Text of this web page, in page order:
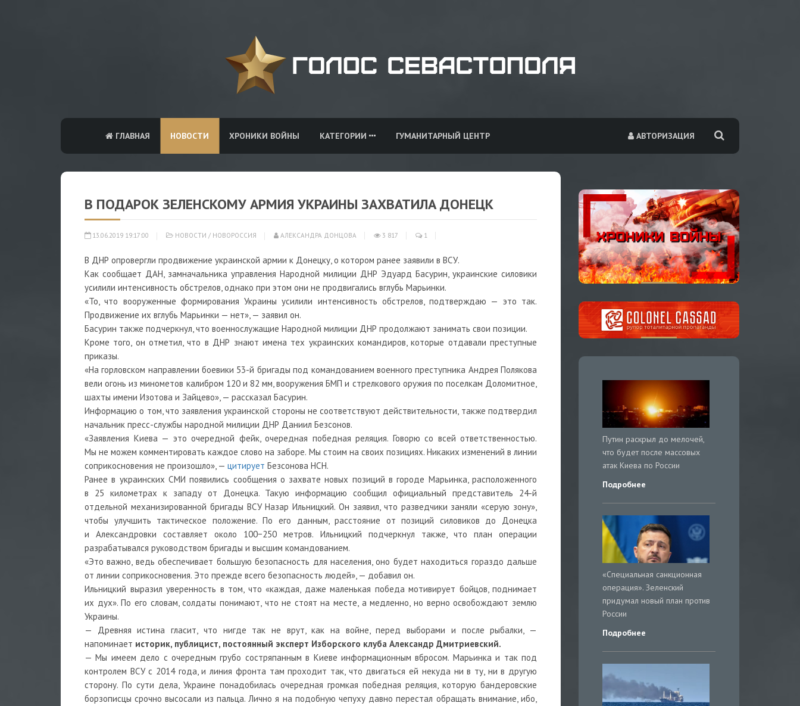
АВТОРИЗАЦИЯ
ГЛАВНАЯ НОВОСТИ ХРОНИКИ ВОЙНЫ КАТЕГОРИИ ГУМАНИТАРНЫЙ ЦЕНТР
В ПОДАРОК ЗЕЛЕНСКОМУ АРМИЯ УКРАИНЫ ЗАХВАТИЛА ДОНЕЦК
13.06.2019 19:17:00 НОВОСТИ / НОВОРОССИЯ АЛЕКСАНДРА ДОНЦОВА 3 817 1
В ДНР опровергли продвижение украинской армии к Донецку, о котором ранее заявили в ВСУ.
Как сообщает ДАН, замначальника управления Народной милиции ДНР Эдуард Басурин, украинские силовики
усилили интенсивность обстрелов, однако при этом они не продвигались вглубь Марьинки.
«То, что вооруженные формирования Украины усилили интенсивность обстрелов, подтверждаю — это так.
Продвижение их вглубь Марьинки — нет», — заявил он.
Басурин также подчеркнул, что военнослужащие Народной милиции ДНР продолжают занимать свои позиции.
Кроме того, он отметил, что в ДНР знают имена тех украинских командиров, которые отдавали преступные
приказы.
«На горловском направлении боевики 53-й бригады под командованием военного преступника Андрея Полякова
вели огонь из минометов калибром 120 и 82 мм, вооружения БМП и стрелкового оружия по поселкам Доломитное,
шахты имени Изотова и Зайцево», — рассказал Басурин.
Информацию о том, что заявления украинской стороны не соответствуют действительности, также подтвердил
начальник пресс-службы народной милиции ДНР Даниил Безсонов.
«Заявления Киева — это очередной фейк, очередная победная реляция. Говорю со всей ответственностью.
Мы не можем комментировать каждое слово на заборе. Мы стоим на своих позициях. Никаких изменений в линии
соприкосновения не произошло», — цитирует Безсонова НСН.
Ранее в украинских СМИ появились сообщения о захвате новых позиций в городе Марьинка, расположенного
в 25 километрах к западу от Донецка. Такую информацию сообщил официальный представитель 24-й
отдельной механизированной бригады ВСУ Назар Ильницкий. Он заявил, что разведчики заняли «серую зону»,
чтобы улучшить тактическое положение. По его данным, расстояние от позиций силовиков до Донецка
и Александровки составляет около 100−250 метров. Ильницкий подчеркнул также, что план операции
разрабатывался руководством бригады и высшим командованием.
«Это важно, ведь обеспечивает большую безопасность для населения, оно будет находиться гораздо дальше
от линии соприкосновения. Это прежде всего безопасность людей», — добавил он.
Ильницкий выразил уверенность в том, что «каждая, даже маленькая победа мотивирует бойцов, поднимает
их дух». По его словам, солдаты понимают, что не стоят на месте, а медленно, но верно освобождают землю
Украины.
— Древняя истина гласит, что нигде так не врут, как на войне, перед выборами и после рыбалки, —
напоминает историк, публицист, постоянный эксперт Изборского клуба Александр Дмитриевский.
— Мы имеем дело с очередным грубо состряпанным в Киеве информационным вбросом. Марьинка и так под
контролем ВСУ с 2014 года, и линия фронта там проходит так, что двигаться ей некуда ни в ту, ни в другую
сторону. По сути дела, Украине понадобилась очередная громкая победная реляция, которую бандеровские
борзописцы срочно высосали из пальца. Лично я на подобную чепуху давно перестал обращать внимание, ибо,
Путин раскрыл до мелочей,
что будет после массовых
атак Киева по России
Подробнее
«Специальная санкционная
операция». Зеленский
придумал новый план против
России
Подробнее